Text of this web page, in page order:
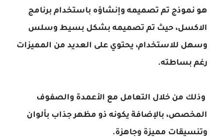
هو نموذج تم تصميمه وإنشاؤه باستخدام برنامج
الاكسل، حيث تم تصميمه بشكل بسيط وسلس
وسهل للاستخدام، يحتوي على العديد من المميزات
رغم بساطته.
وذلك من خلال التعامل مع الأعمدة والصفوف
المخصص، بالإضافة يكونه ذو مظهر جذاب بألوان
وتنسيقات مميزة وجاهزة.